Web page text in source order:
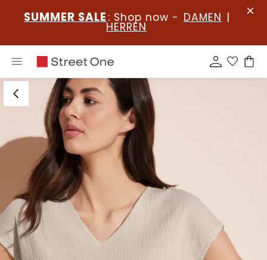
SUMMER SALE : Shop now - DAMEN |
HERREN